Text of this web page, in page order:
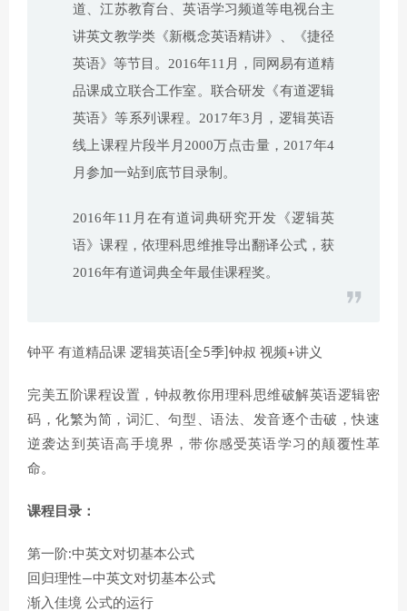
道、江苏教育台、英语学习频道等电视台主
讲英文教学类《新概念英语精讲》、《捷径
英语》等节目。2016年11月，同网易有道精
品课成立联合工作室。联合研发《有道逻辑
英语》等系列课程。2017年3月，逻辑英语
线上课程片段半月2000万点击量，2017年4
月参加一站到底节目录制。
2016年11月在有道词典研究开发《逻辑英
语》课程，依理科思维推导出翻译公式，获
2016年有道词典全年最佳课程奖。
钟平 有道精品课 逻辑英语[全5季]钟叔 视频+讲义
完美五阶课程设置，钟叔教你用理科思维破解英语逻辑密
码，化繁为简，词汇、句型、语法、发音逐个击破，快速
逆袭达到英语高手境界，带你感受英语学习的颠覆性革
命。
课程目录：
第一阶:中英文对切基本公式
回归理性—中英文对切基本公式
渐入佳境 公式的运行